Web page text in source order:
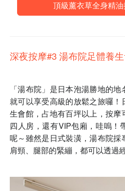
頂級薰衣草全身精
深夜按摩#3 湯布院足體養
「湯布院」是日本泡湯勝地的
就可以享受高級的放鬆之旅囉！
生會館，占地有百坪以上，按摩
四人房，還有VIP包廂，哇嗚！
呢～雖然是日式裝潢，湯布院
肩頸、腿部的緊繃，都可以透過